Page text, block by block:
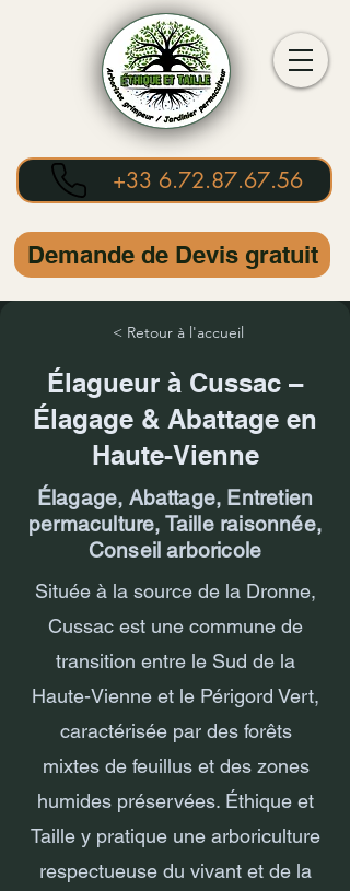
+33 6.72.87.67.56
Demande de Devis gratuit
< Retour à l'accueil
Élagueur à Cussac –
Élagage & Abattage en
Haute-Vienne
Élagage, Abattage, Entretien
permaculture, Taille raisonnée,
Conseil arboricole
Située à la source de la Dronne,
Cussac est une commune de
transition entre le Sud de la
Haute-Vienne et le Périgord Vert,
caractérisée par des forêts
mixtes de feuillus et des zones
humides préservées. Éthique et
Taille y pratique une arboriculture
respectueuse du vivant et de la